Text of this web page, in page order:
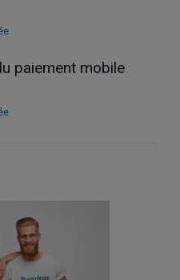
paiement mobile